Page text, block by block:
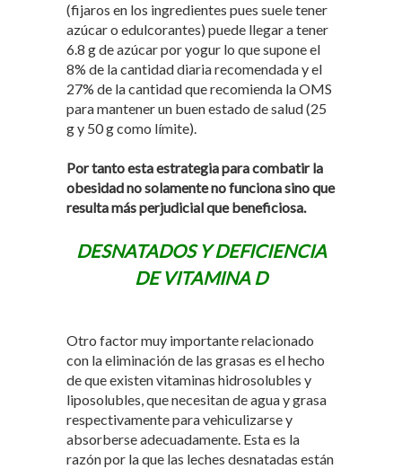
(fijaros en los ingredientes pues suele tener
azúcar o edulcorantes) puede llegar a tener
6.8 g de azúcar por yogur lo que supone el
8% de la cantidad diaria recomendada y el
27% de la cantidad que recomienda la OMS
para mantener un buen estado de salud (25
g y 50 g como límite).
Por tanto esta estrategia para combatir la
obesidad no solamente no funciona sino que
resulta más perjudicial que beneficiosa.
DESNATADOS Y DEFICIENCIA
DE VITAMINA D
Otro factor muy importante relacionado
con la eliminación de las grasas es el hecho
de que existen vitaminas hidrosolubles y
liposolubles, que necesitan de agua y grasa
respectivamente para vehiculizarse y
absorberse adecuadamente. Esta es la
razón por la que las leches desnatadas están